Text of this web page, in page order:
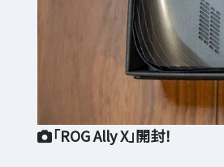
「ROG Ally X」開封！